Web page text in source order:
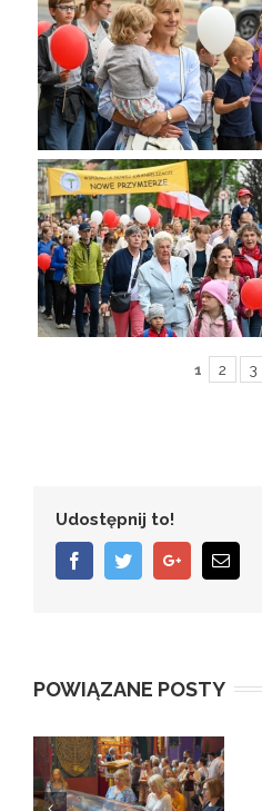
1 2 3
Udostępnij to!
FacebookTwitterGoogle+Email
POWIĄZANE POSTY